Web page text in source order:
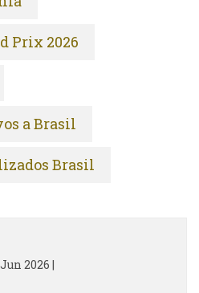
Prix 2026
a Brasil
Brasil
2026 |